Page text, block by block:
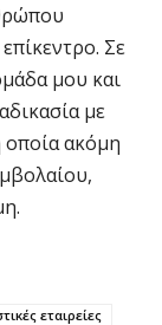
Σε
μου και
με
ακόμη
εταιρείες